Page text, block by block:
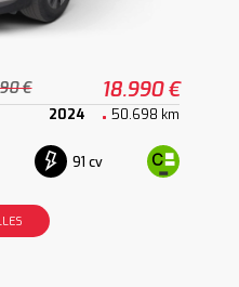
€ 18.990 €
2024 50.698 km
91 cv